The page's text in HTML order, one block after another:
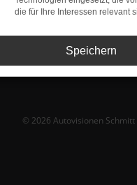
© 2026 Autovisionen
die für Ihre Interessen relevant
Speichern